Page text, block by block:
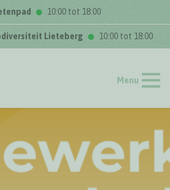
10:00 tot 18:00
Lieteberg 10:00 tot 18:00
Menu